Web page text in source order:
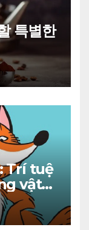
특별한
Trí tuệ
vật